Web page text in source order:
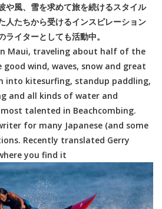
や風、雪を求めて旅を続けるスタイル
人たちから受けるインスピレーション
イターとしても活動中。
Maui, traveling about half of the
wind, waves, snow and great
into kitesurfing, standup paddling,
and all kinds of water and
talented in Beachcombing.
for many Japanese (and some
Recently translated Gerry
you find it